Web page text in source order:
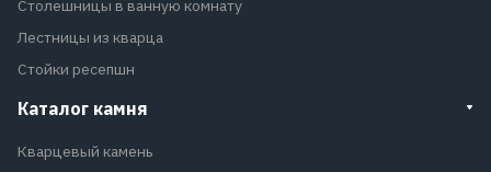
Столешницы в ванную комнату
Лестницы из кварца
Стойки ресепшн
Каталог камня
Кварцевый камень